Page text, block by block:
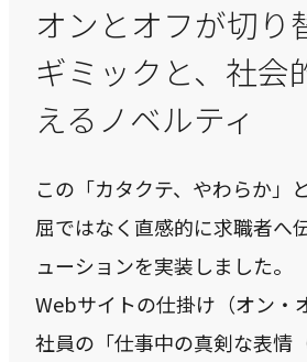
オンとオフが切り
ギミックと、社会
えるノベルティ
この「カタクテ、やわらか」
屈ではなく直感的に求職者へ
ューションを実装しました。
Webサイトの仕掛け（オン・
社員の「仕事中の真剣な表情